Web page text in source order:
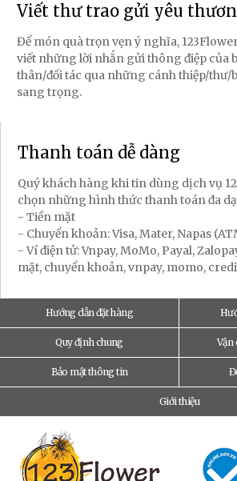
Viết thư trao gửi yêu
Để món quà trọn vẹn ý nghĩa,
viết những lời nhắn gửi thông điệp của
thân/đối tác qua những cánh thiệp/thư/
sang trọng.
Thanh toán dễ dàng
Quý khách hàng khi tin dùng dịch vụ
chọn những hình thức thanh toán đa
- Tiền mặt
- Chuyển khoản: Visa, Mater, Napas
- Ví điện tử: Vnpay, MoMo, Payal,
mặt, chuyển khoản, vnpay, momo,
Hướng dẫn đặt hàng
Quy định chung Vận
Bảo mật thông tin
Giới thiệu